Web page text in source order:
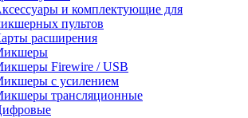
и комплектующие для
пультов
расширения
Firewire / USB
с усилением
трансляционные